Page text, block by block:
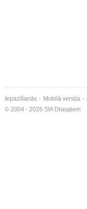
Iepazīšanās Mobilā versija
© 2004 - 2026 SIA Draugiem